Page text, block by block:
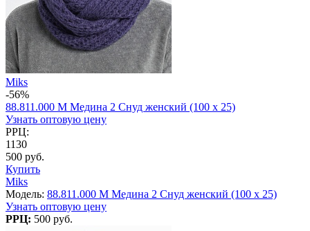
Miks
-56%
88.811.000 M Медина 2 Снуд женский (100 x 25)
Узнать оптовую цену
РРЦ:
1130
500 руб.
Купить
Miks
Модель: 88.811.000 M Медина 2 Снуд женский (100 x 25)
Узнать оптовую цену
РРЦ: 500 руб.